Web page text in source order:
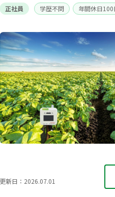
正社員 学歴不問 年間休日100
更新日：2026.07.01